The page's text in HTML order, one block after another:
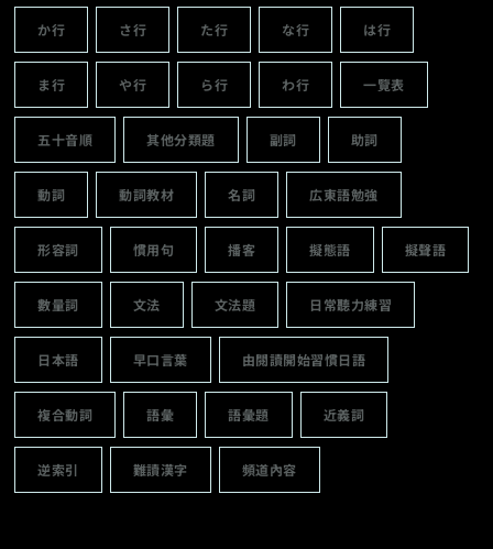
か行 さ行 た行 な行 は行
ま行 や行 ら行 わ行 一覽表
五十音順 其他分類題 副詞 助詞
動詞 動詞教材 名詞 広東語勉強
形容詞 慣用句 播客 擬態語 擬聲語
數量詞 文法 文法題 日常聽力練習
日本語 早口言葉 由閱讀開始習慣日語
複合動詞 語彙 語彙題 近義詞
逆索引 難讀漢字 頻道內容